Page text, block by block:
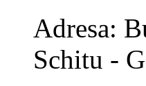
Adresa:
Schitu -